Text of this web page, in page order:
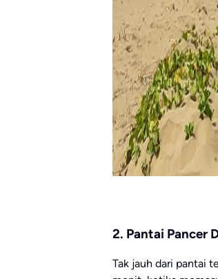
2. Pantai Pancer
Tak jauh dari pantai